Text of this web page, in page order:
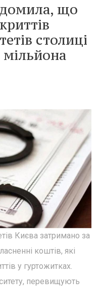
що
столиці
Києва затримано за
коштів, які
у гуртожитках.
перевищують